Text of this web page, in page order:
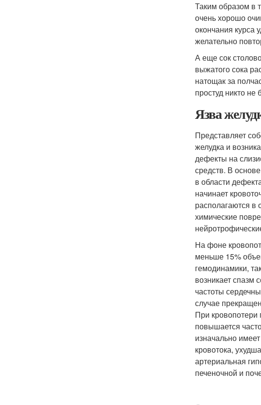
Таким образом в
очень хорошо
окончания курса
желательно
А еще сок
выжатого сока
натощак за
простуд никто не
Язва
Представляет
желудка и
дефекты на
средств. В
в области
начинает
располагаются в
химические
На фоне
меньше 15%
гемодинамики,
возникает спазм
частоты
случае
При кровопотери
повышается
изначально
кровотока,
артериальная
печеночной и